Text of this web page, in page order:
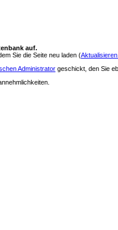
auf.
Sie die Seite neu laden (
Administrator geschickt, den Sie